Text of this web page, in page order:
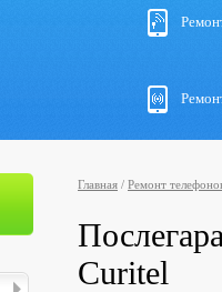
Главная / Ремонт
Curitel